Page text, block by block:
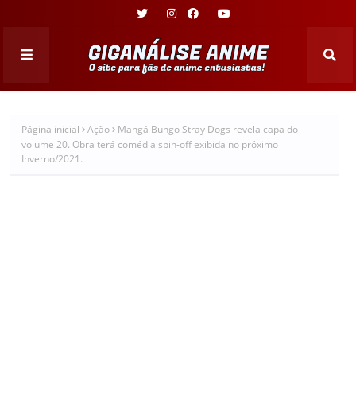
Página inicial Ação
Mangá Bungo Stray Dogs revela capa do
volume 20. Obra terá comédia spin-off exibida no próximo
Inverno/2021.